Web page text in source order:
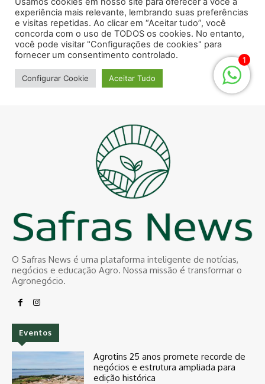
O Safras News é uma plataforma inteligente de notícias,
negócios e educação Agro. Nossa missão é transformar o
Agronegócio.
Eventos
Agrotins 25 anos promete recorde de
negócios e estrutura ampliada para
edição histórica